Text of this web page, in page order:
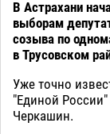
В Астрахани
выборам
созыва по
в Трусовском
Уже точно
"Единой
Черкашин.